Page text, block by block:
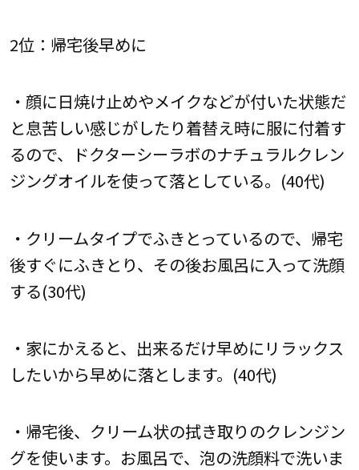
2位：帰宅後早めに
・顔に日焼け止めやメイクなどが付いた状態だ
と息苦しい感じがしたり着替え時に服に付着す
るので、ドクターシーラボのナチュラルクレン
ジングオイルを使って落としている。(40代)
・クリームタイプでふきとっているので、帰宅
後すぐにふきとり、その後お風呂に入って洗顔
する(30代)
・家にかえると、出来るだけ早めにリラックス
したいから早めに落とします。(40代)
・帰宅後、クリーム状の拭き取りのクレンジン
グを使います。お風呂で、泡の洗顔料で洗いま